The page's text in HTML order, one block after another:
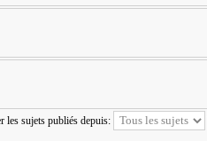
les sujets publiés depuis: